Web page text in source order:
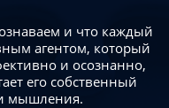
и что каждый
агентом, который
и осознанно,
его собственный
мышления.